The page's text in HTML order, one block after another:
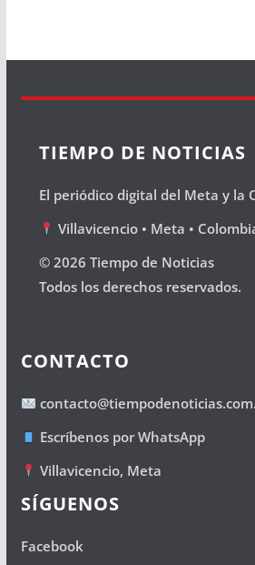
TIEMPO DE NOTICIAS
El periódico digital del Meta y la
Villavicencio • Meta •
© 2026 Tiempo de Noticias
Todos los derechos reservados.
CONTACTO
Escríbenos por WhatsApp
Villavicencio, Meta
SÍGUENOS
Facebook